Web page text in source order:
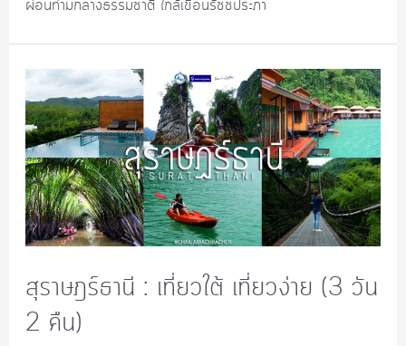
ผ่อนท่ามกลางธรรมชาติ ใกล้เขื่อนรัชชประภา
สุราษฎร์ธานี : เที่ยวใต้ เที่ยวง่าย (3 วัน
2 คืน)